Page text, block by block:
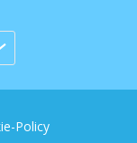
Policy